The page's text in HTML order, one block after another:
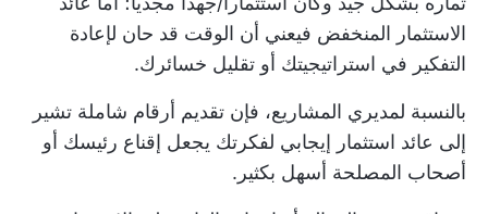
الاستثمار المنخفض فيعني أن الوقت قد حان لإعادة
التفكير في استراتيجيتك أو تقليل خسائرك.
بالنسبة لمديري المشاريع، فإن تقديم أرقام شاملة تشير
إلى عائد استثمار إيجابي لفكرتك يجعل إقناع رئيسك أو
أصحاب المصلحة أسهل بكثير.